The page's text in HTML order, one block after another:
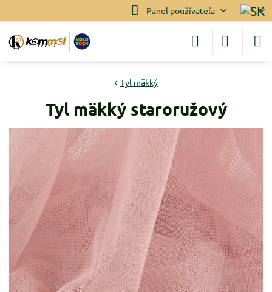
Panel používateľa
Tyl mäkký
Tyl mäkký staroružový